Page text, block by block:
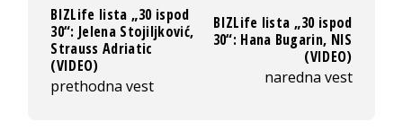
BIZLife lista „30 ispod
30“: Jelena Stojiljković,
Strauss Adriatic
(VIDEO)
prethodna vest
BIZLife lista „30 ispod
30“: Hana Bugarin, NIS
(VIDEO)
naredna vest